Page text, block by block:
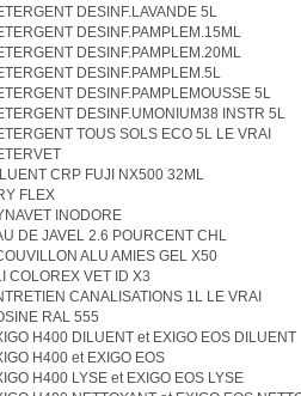
DESINF.LAVANDE 5L
DESINF.PAMPLEM.15ML
DESINF.PAMPLEM.20ML
DESINF.PAMPLEM.5L
DESINF.PAMPLEMOUSSE 5L
DESINF.UMONIUM38 INSTR 5L
TOUS SOLS ECO 5L LE VRAI
CRP FUJI NX500 32ML
FLEX
INODORE
DE JAVEL 2.6 POURCENT CHL
ALU AMIES GEL X50
COLOREX VET ID X3
CANALISATIONS 1L LE VRAI
RAL 555
H400 DILUENT et EXIGO EOS DILUENT
H400 et EXIGO EOS
H400 LYSE et EXIGO EOS LYSE